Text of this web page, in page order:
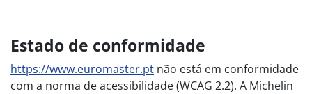
Estado de conformidade
https://www.euromaster.pt não está em conformidade
com a norma de acessibilidade (WCAG 2.2). A Michelin